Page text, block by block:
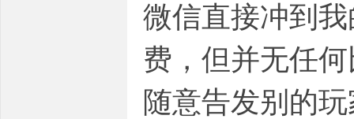
微信直接冲到
费，但并无任
随意告发别的